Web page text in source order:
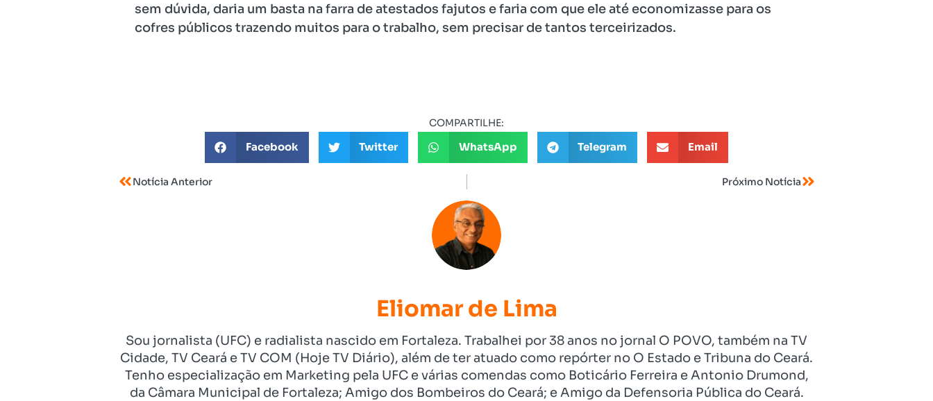
sem dúvida, daria um basta na farra de atestados fajutos e faria com que ele até economizasse para os
cofres públicos trazendo muitos para o trabalho, sem precisar de tantos terceirizados.
COMPARTILHE:
Facebook Twitter WhatsApp Telegram Email
Notícia Anterior Próximo Notícia
Eliomar de Lima
Sou jornalista (UFC) e radialista nascido em Fortaleza. Trabalhei por 38 anos no jornal O POVO, também na TV
Cidade, TV Ceará e TV COM (Hoje TV Diário), além de ter atuado como repórter no O Estado e Tribuna do Ceará.
Tenho especialização em Marketing pela UFC e várias comendas como Boticário Ferreira e Antonio Drumond,
da Câmara Municipal de Fortaleza; Amigo dos Bombeiros do Ceará; e Amigo da Defensoria Pública do Ceará.